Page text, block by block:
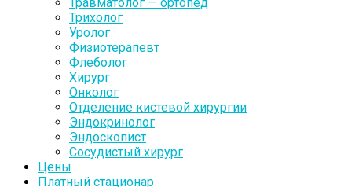
Трихолог
Уролог
Физиотерапевт
Флеболог
Хирург
Онколог
Отделение кистевой хирургии
Эндокринолог
Эндоскопист
Сосудистый хирург
Цены
Платный стационар